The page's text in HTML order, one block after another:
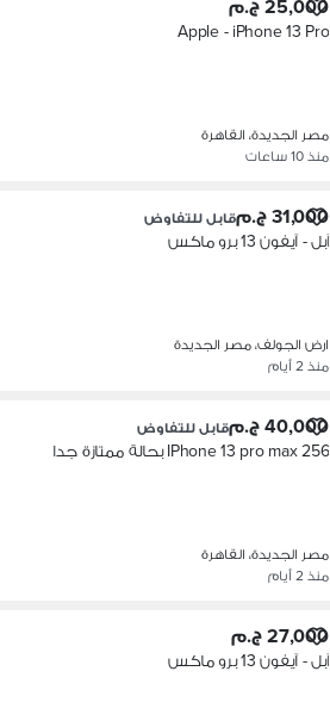
25,000 ج.م
Apple - iPhone 13 Pro
مصر الجديدة، القاهرة
منذ 10 ساعات
31,000 ج.م قابل للتفاوض
آبل - آيفون 13 برو ماكس
ارض الجولف، مصر الجديدة
منذ 2 أيام
40,000 ج.م قابل للتفاوض
IPhone 13 pro max 256 بحالة ممتازة جدا
مصر الجديدة، القاهرة
منذ 2 أيام
27,000 ج.م
آبل - آيفون 13 برو ماكس